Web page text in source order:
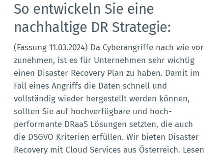
So entwickeln Sie eine
nachhaltige DR Strategie:
(Fassung 11.03.2024) Da Cyberangriffe nach wie vor
zunehmen, ist es für Unternehmen sehr wichtig
einen Disaster Recovery Plan zu haben. Damit im
Fall eines Angriffs die Daten schnell und
vollständig wieder hergestellt werden können,
sollten Sie auf hochverfügbare und hoch-
performante DRaaS Lösungen setzten, die auch
die DSGVO Kriterien erfüllen. Wir bieten Disaster
Recovery mit Cloud Services aus Österreich. Lesen